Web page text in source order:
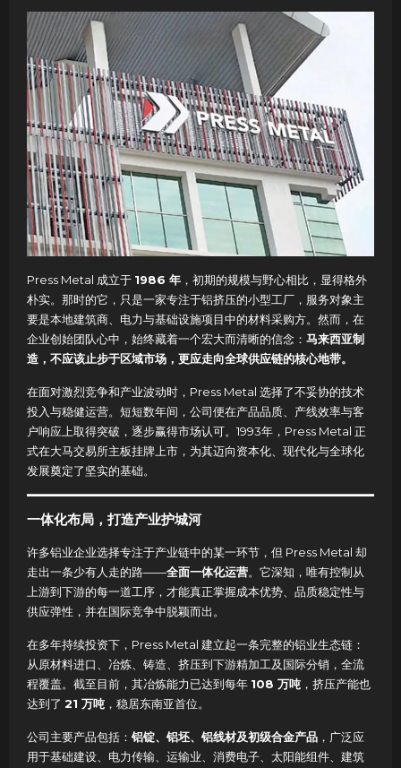
Press Metal 成立于 1986 年 ，初期的规模与野心相比，显得格外
朴实。那时的它，只是一家专注于铝挤压的小型工厂，服务对象主
要是本地建筑商、电力与基础设施项目中的材料采购方。然而，在
企业创始团队心中，始终藏着一个宏大而清晰的信念： 马来西亚制
造，不应该止步于区域市场，更应走向全球供应链的核心地带。
在面对激烈竞争和产业波动时，Press Metal 选择了不妥协的技术
投入与稳健运营。短短数年间，公司便在产品品质、产线效率与客
户响应上取得突破，逐步赢得市场认可。1993年，Press Metal 正
式在大马交易所主板挂牌上市，为其迈向资本化、现代化与全球化
发展奠定了坚实的基础。
一体化布局，打造产业护城河
许多铝业企业选择专注于产业链中的某一环节，但 Press Metal 却
走出一条少有人走的路——全面一体化运营。它深知，唯有控制从
上游到下游的每一道工序，才能真正掌握成本优势、品质稳定性与
供应弹性，并在国际竞争中脱颖而出。
在多年持续投资下，Press Metal 建立起一条完整的铝业生态链：
从原材料进口、冶炼、铸造、挤压到下游精加工及国际分销，全流
程覆盖。截至目前，其冶炼能力已达到每年 108 万吨 ，挤压产能也
达到了 21 万吨 ，稳居东南亚首位。
公司主要产品包括： 铝锭、铝坯、铝线材及初级合金产品 ，广泛应
用于基础建设、电力传输、运输业、消费电子、太阳能组件、建筑